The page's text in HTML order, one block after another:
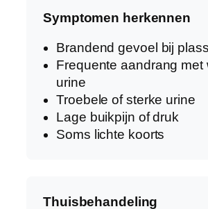
Symptomen herkennen
Brandend gevoel bij
Frequente aandrang met
urine
Troebele of sterke urine
Lage buikpijn of druk
Soms lichte koorts
Thuisbehandeling